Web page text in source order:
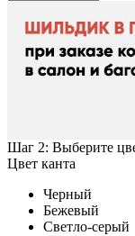
Шаг 2: Выберите
Цвет канта
Черный
Бежевый
Светло-серый